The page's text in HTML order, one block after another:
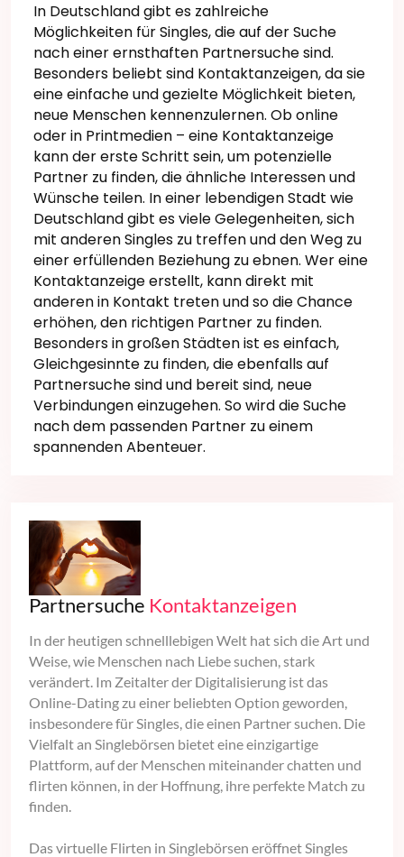
In Deutschland gibt es zahlreiche
Möglichkeiten für Singles, die auf der Suche
nach einer ernsthaften Partnersuche sind.
Besonders beliebt sind Kontaktanzeigen, da sie
eine einfache und gezielte Möglichkeit bieten,
neue Menschen kennenzulernen. Ob online
oder in Printmedien – eine Kontaktanzeige
kann der erste Schritt sein, um potenzielle
Partner zu finden, die ähnliche Interessen und
Wünsche teilen. In einer lebendigen Stadt wie
Deutschland gibt es viele Gelegenheiten, sich
mit anderen Singles zu treffen und den Weg zu
einer erfüllenden Beziehung zu ebnen. Wer eine
Kontaktanzeige erstellt, kann direkt mit
anderen in Kontakt treten und so die Chance
erhöhen, den richtigen Partner zu finden.
Besonders in großen Städten ist es einfach,
Gleichgesinnte zu finden, die ebenfalls auf
Partnersuche sind und bereit sind, neue
Verbindungen einzugehen. So wird die Suche
nach dem passenden Partner zu einem
spannenden Abenteuer.
Partnersuche Kontaktanzeigen
In der heutigen schnelllebigen Welt hat sich die Art und
Weise, wie Menschen nach Liebe suchen, stark
verändert. Im Zeitalter der Digitalisierung ist das
Online-Dating zu einer beliebten Option geworden,
insbesondere für Singles, die einen Partner suchen. Die
Vielfalt an Singlebörsen bietet eine einzigartige
Plattform, auf der Menschen miteinander chatten und
flirten können, in der Hoffnung, ihre perfekte Match zu
finden.
Das virtuelle Flirten in Singlebörsen eröffnet Singles